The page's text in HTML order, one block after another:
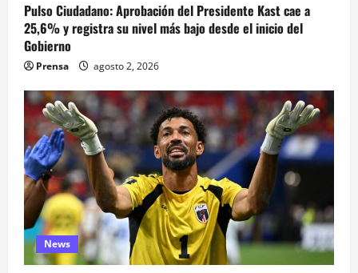
Pulso Ciudadano: Aprobación del Presidente Kast cae a
25,6% y registra su nivel más bajo desde el inicio del
Gobierno
Prensa agosto 2, 2026
News